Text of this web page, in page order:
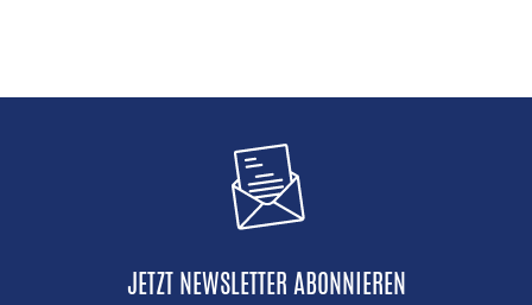
JETZT NEWSLETTER ABONNIEREN